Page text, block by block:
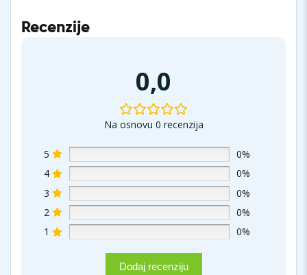
Recenzije
0,0
Na osnovu 0 recenzija
5
0%
4
0%
3
0%
2
0%
1
0%
Dodaj recenziju